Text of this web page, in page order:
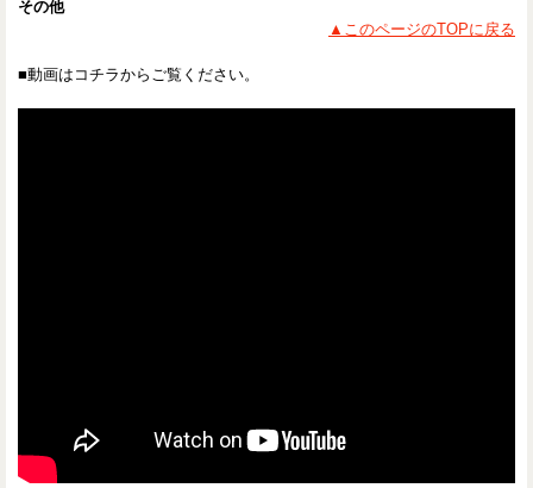
その他
▲このページのTOPに戻る
■動画はコチラからご覧ください。